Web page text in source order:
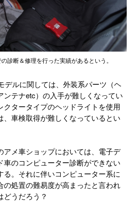
診断＆修理を行った実績があるという。
デルに関しては、外装系パーツ（ヘ
ンテナetc）の入手が難しくなってい
クタータイプのヘッドライトを使用
、車検取得が難しくなっているとい
メ車ショップにおいては、電子デ
車のコンピューター診断ができない
る。それに伴いコンピューター系に
の処置の難易度が高まったと言われ
うだろう？